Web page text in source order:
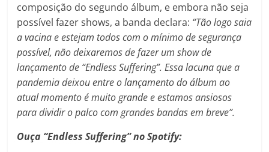
composição do segundo álbum, e embora não seja
possível fazer shows, a banda declara: “Tão logo saia
a vacina e estejam todos com o mínimo de segurança
possível, não deixaremos de fazer um show de
lançamento de “Endless Suffering”. Essa lacuna que a
pandemia deixou entre o lançamento do álbum ao
atual momento é muito grande e estamos ansiosos
para dividir o palco com grandes bandas em breve”.
Ouça “Endless Suffering” no Spotify: